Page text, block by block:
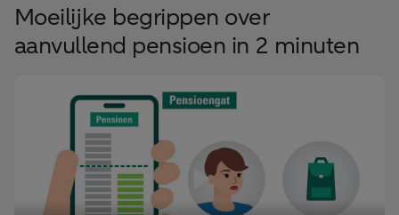
Moeilijke begrippen over
aanvullend pensioen in 2 minuten